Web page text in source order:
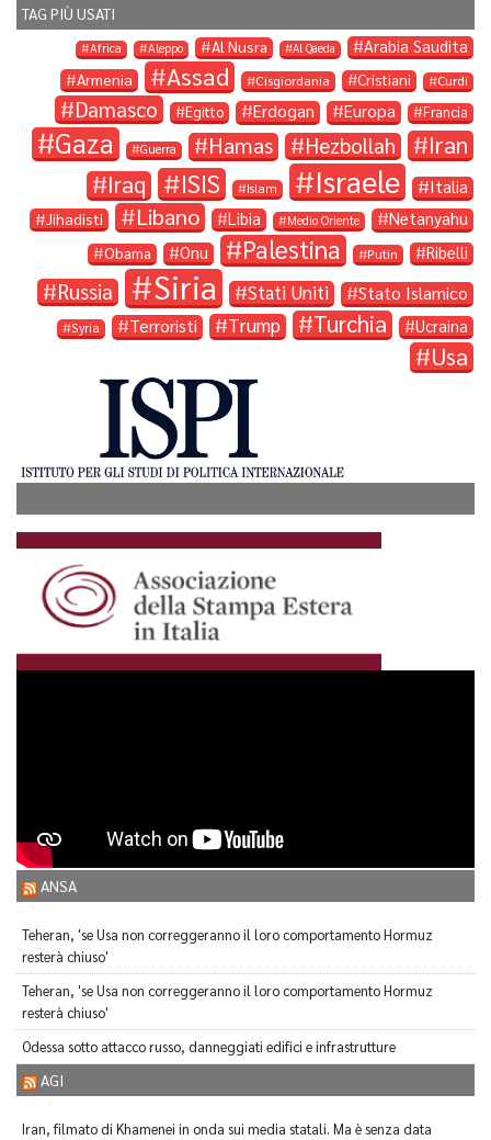
TAG PIÙ USATI
Africa Aleppo Al Nusra Al Qaeda Arabia Saudita
Armenia Assad Cisgiordania Cristiani Curdi
Damasco Egitto Erdogan Europa Francia
Gaza Guerra Hamas Hezbollah Iran
Iraq ISIS Islam Israele Italia
Jihadisti Libano Libia Medio Oriente Netanyahu
Obama Onu Palestina Putin Ribelli
Russia Siria Stati Uniti Stato Islamico
Syria Terroristi Trump Turchia Ucraina
Usa
ANSA
Teheran, 'se Usa non correggeranno il loro comportamento Hormuz
resterà chiuso'
Teheran, 'se Usa non correggeranno il loro comportamento Hormuz
resterà chiuso'
Odessa sotto attacco russo, danneggiati edifici e infrastrutture
AGI
Iran, filmato di Khamenei in onda sui media statali. Ma è senza data